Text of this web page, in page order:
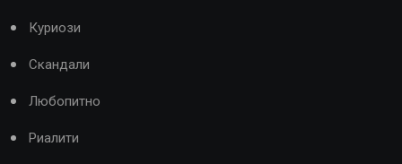
Куриози
Скандали
Любопитно
Риалити